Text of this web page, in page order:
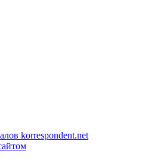
korrespondent.net